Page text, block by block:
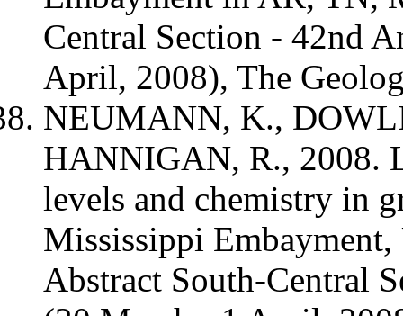
Central Section - 42nd
April, 2008), The
NEUMANN, K.,
HANNIGAN, R., 2008.
levels and chemistry in
Mississippi
Abstract South-Central